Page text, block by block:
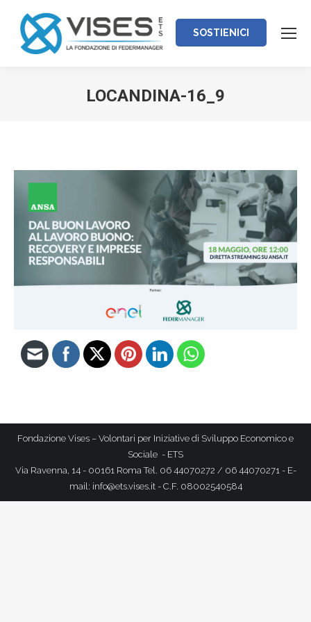
SOSTIENICI
LOCANDINA-16_9
Fondazione Vises – Volontari per Iniziative di Sviluppo Economico e
Sociale - ETS
Via Ravenna, 14 - 00161 Roma Tel. 06 44070272 / 06 44070271 - E-
mail: info@ets.vises.it - C.F. 08002540584